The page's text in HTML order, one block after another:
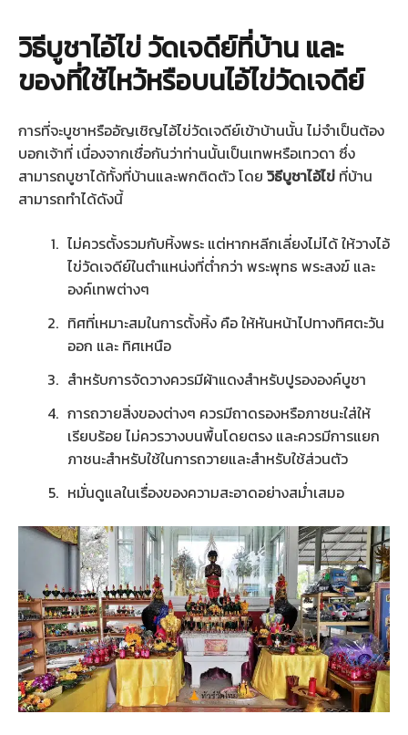
วิธีบูชาไอ้ไข่ วัดเจดีย์ที่บ้าน และ
ของที่ใช้ไหว้หรือบนไอ้ไข่วัดเจดีย์
การที่จะบูชาหรืออัญเชิญไอ้ไข่วัดเจดีย์เข้าบ้านนั้น ไม่จำเป็นต้อง
บอกเจ้าที่ เนื่องจากเชื่อกันว่าท่านนั้นเป็นเทพหรือเทวดา ซึ่ง
สามารถบูชาได้ทั้งที่บ้านและพกติดตัว โดย วิธีบูชาไอ้ไข่ ที่บ้าน
สามารถทำได้ดังนี้
ไม่ควรตั้งรวมกับหิ้งพระ แต่หากหลีกเลี่ยงไม่ได้ ให้วางไอ้
ไข่วัดเจดีย์ในตำแหน่งที่ต่ำกว่า พระพุทธ พระสงฆ์ และ
องค์เทพต่างๆ
ทิศที่เหมาะสมในการตั้งหิ้ง คือ ให้หันหน้าไปทางทิศตะวัน
ออก และ ทิศเหนือ
สำหรับการจัดวางควรมีผ้าแดงสำหรับปูรององค์บูชา
การถวายสิ่งของต่างๆ ควรมีถาดรองหรือภาชนะใส่ให้
เรียบร้อย ไม่ควรวางบนพื้นโดยตรง และควรมีการแยก
ภาชนะสำหรับใช้ในการถวายและสำหรับใช้ส่วนตัว
หมั่นดูแลในเรื่องของความสะอาดอย่างสม่ำเสมอ